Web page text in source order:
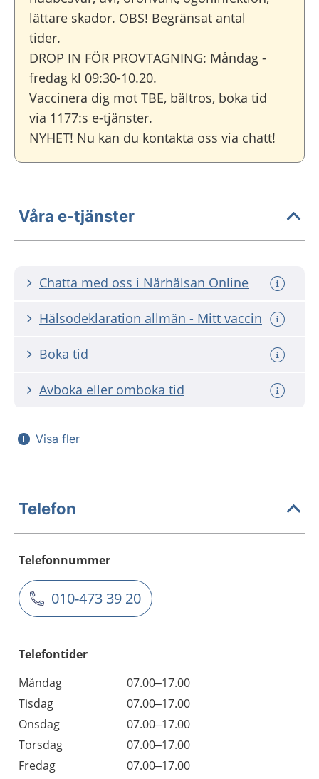
lättare skador. OBS! Begränsat antal
tider.
DROP IN FÖR PROVTAGNING: Måndag -
fredag kl 09:30-10.20.
Vaccinera dig mot TBE, bältros, boka tid
via 1177:s e-tjänster.
NYHET! Nu kan du kontakta oss via chatt!
Våra e-tjänster
Chatta med oss i Närhälsan Online
Hälsodeklaration allmän - Mitt vaccin
Boka tid
Avboka eller omboka tid
Visa fler
Telefon
Telefonnummer
010-473 39 20
Telefontider
Måndag
07.00–17.00
Tisdag
07.00–17.00
Onsdag
07.00–17.00
Torsdag
07.00–17.00
Fredag
07.00–17.00